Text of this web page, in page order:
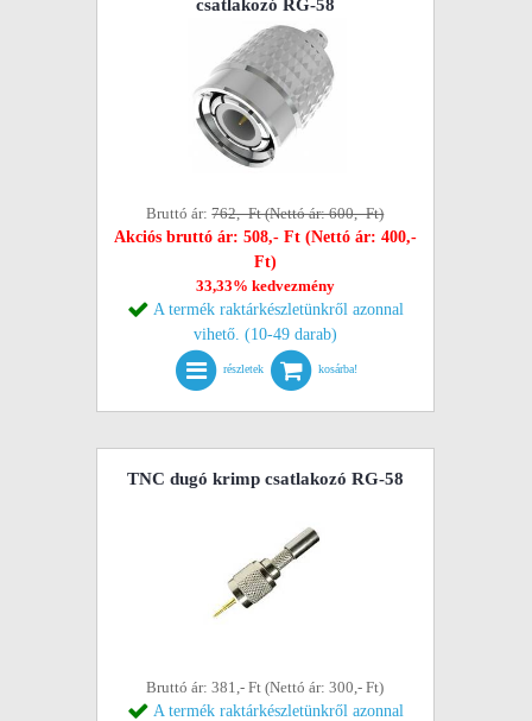
csatlakozó RG-58
Bruttó ár:762,- Ft (Nettó ár: 600,- Ft)
Akciós bruttó ár: 508,- Ft (Nettó ár: 400,-
Ft)
33,33% kedvezmény
A termék raktárkészletünkről azonnal
vihető. (10-49 darab)
részletek kosárba!
TNC dugó krimp csatlakozó RG-58
Bruttó ár: 381,- Ft (Nettó ár: 300,- Ft)
A termék raktárkészletünkről azonnal